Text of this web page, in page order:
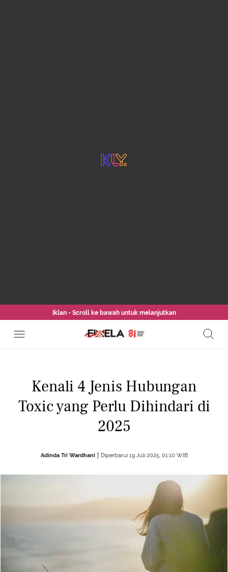
Iklan - Scroll ke bawah untuk melanjutkan
Kenali 4 Jenis Hubungan
Toxic yang Perlu Dihindari di
2025
Adinda Tri Wardhani Diperbarui 19 Juli 2025, 01:10 WIB